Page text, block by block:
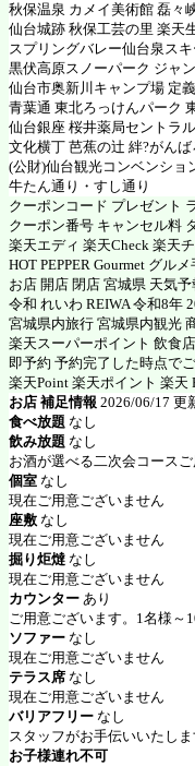
秋保温泉 カメイ美術館 磊々
仙台城跡 秋保工芸の里 楽天
スプリングバレー仙台泉ス
黒伏高原スノーパーク ジャ
仙台市奥新川キャンプ場 定
青葉通 東北ろっけんパーク
仙台銀座 桜井薬局セントラ
文化横丁 芭蕉の辻 絆?がん
(公財)仙台観光コンベンショ
牛たん通り・すし通り
クーポンコード プレゼント
クーポン番号 キャンセル料
楽天エディ 楽天Check 楽天
HOT PEPPER Gourmet グル
お店 開店 閉店 宮城県 天気
令和 れいわ REIWA 令和8年
宮城県内旅行 宮城県内観光
楽天スーパーポイント 飲食
即予約 予約完了した時点で
楽天Point 楽天ポイント 楽天
お店 補足情報 2026/06/17 更
食べ放題 なし
飲み放題 なし
お酒が選べる二次会コース
個室 なし
現在ご用意ございません
座敷 なし
現在ご用意ございません
掘り炬燵 なし
現在ご用意ございません
カウンター あり
ご用意ございます。1名様～
ソファー なし
現在ご用意ございません
テラス席 なし
現在ご用意ございません
バリアフリー なし
スタッフがお手伝いいたし
お子様連れ不可